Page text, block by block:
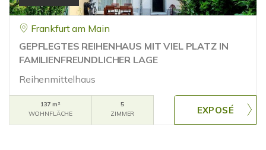
Frankfurt am Main
GEPFLEGTES REIHENHAUS MIT VIEL PLATZ IN
FAMILIENFREUNDLICHER LAGE
Reihenmittelhaus
137 m²
WOHNFLÄCHE
5
ZIMMER